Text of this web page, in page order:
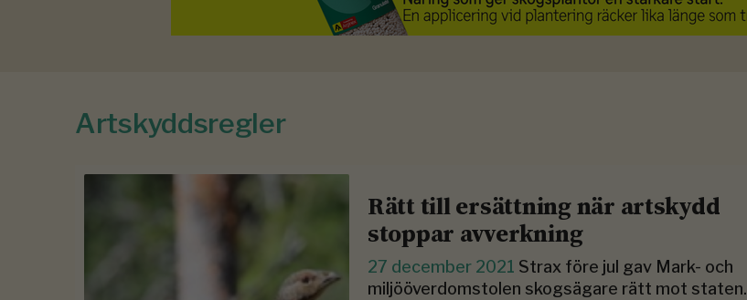
Artskyddsregler
Rätt till ersättning när artskydd
stoppar avverkning
27 december 2021 Strax före jul gav Mark- och
miljööverdomstolen skogsägare rätt mot staten.